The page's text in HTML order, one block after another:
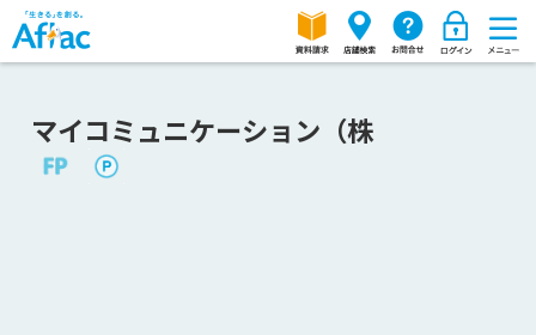
マイコミュニケーション（株